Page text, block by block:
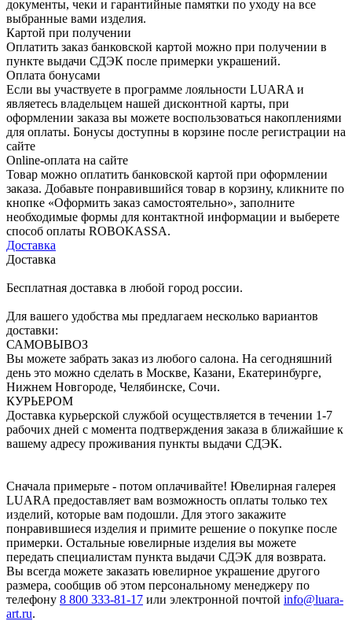
документы, чеки и гарантийные памятки по уходу на все
выбранные вами изделия.
Картой при получении
Оплатить заказ банковской картой можно при получении в
пункте выдачи СДЭК после примерки украшений.
Оплата бонусами
Если вы участвуете в программе лояльности LUARA и
являетесь владельцем нашей дисконтной карты, при
оформлении заказа вы можете воспользоваться накоплениями
для оплаты. Бонусы доступны в корзине после регистрации на
сайте
Online-оплата на сайте
Товар можно оплатить банковской картой при оформлении
заказа. Добавьте понравившийся товар в корзину, кликните по
кнопке «Оформить заказ самостоятельно», заполните
необходимые формы для контактной информации и выберете
способ оплаты ROBOKASSA.
Доставка
Доставка
Бесплатная доставка в любой город россии.
Для вашего удобства мы предлагаем несколько вариантов
доставки:
САМОВЫВОЗ
Вы можете забрать заказ из любого салона. На сегодняшний
день это можно сделать в Москве, Казани, Екатеринбурге,
Нижнем Новгороде, Челябинске, Сочи.
КУРЬЕРОМ
Доставка курьерской службой осуществляется в течении 1-7
рабочих дней с момента подтверждения заказа в ближайшие к
вашему адресу проживания пункты выдачи СДЭК.
Сначала примерьте - потом оплачивайте! Ювелирная галерея
LUARA предоставляет вам возможность оплаты только тех
изделий, которые вам подошли. Для этого закажите
понравившиеся изделия и примите решение о покупке после
примерки. Остальные ювелирные изделия вы можете
передать специалистам пункта выдачи СДЭК для возврата.
Вы всегда можете заказать ювелирное украшение другого
размера, сообщив об этом персональному менеджеру по
телефону 8 800 333-81-17 или электронной почтой info@luara-
art.ru.